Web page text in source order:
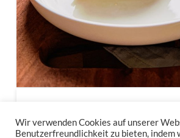
und kalorienarm
Wir verwenden Cookies auf unserer
Benutzerfreundlichkeit zu bieten, indem